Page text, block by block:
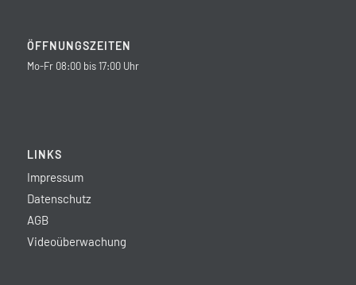
ÖFFNUNGSZEITEN
Mo-Fr 08:00 bis 17:00 Uhr
LINKS
Impressum
Datenschutz
AGB
Videoüberwachung